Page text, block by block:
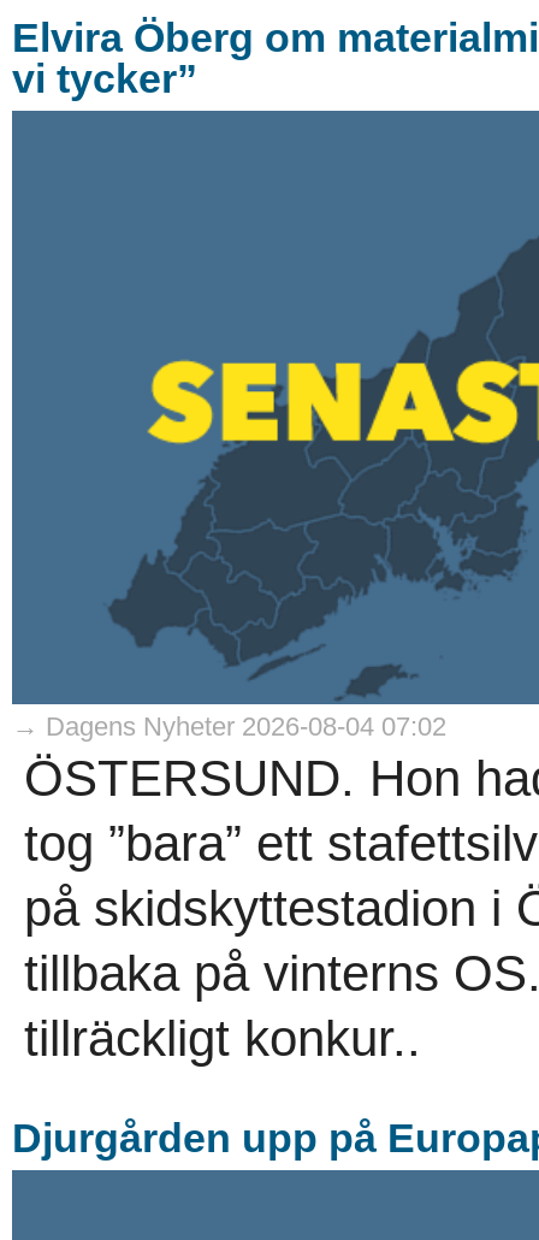
Elvira Öberg om
vi tycker”
→ Dagens Nyheter 2026-08-04 07:02
ÖSTERSUND. Hon
tog ”bara” ett
på skidskyttestadion i
tillbaka på vinterns
tillräckligt konkur..
Djurgården upp på